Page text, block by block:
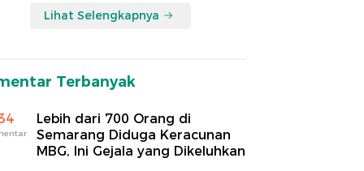
Lihat Selengkapnya
Terbanyak
Lebih dari 700 Orang di
Semarang Diduga Keracunan
MBG, Ini Gejala yang Dikeluhkan